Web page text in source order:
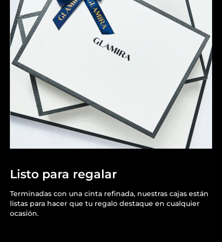
Listo para regalar
Terminadas con una cinta refinada, nuestras cajas están
listas para hacer que tu regalo destaque en cualquier
ocasión.